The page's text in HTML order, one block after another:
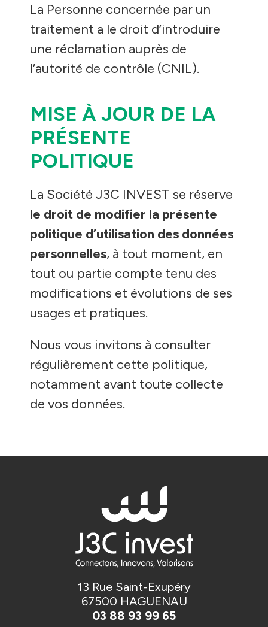
La Personne concernée par un
traitement a le droit d’introduire
une réclamation auprès de
l’autorité de contrôle (CNIL).
MISE À JOUR DE LA
PRÉSENTE
POLITIQUE
La Société J3C INVEST se réserve
le droit de modifier la présente
politique d’utilisation des données
personnelles, à tout moment, en
tout ou partie compte tenu des
modifications et évolutions de ses
usages et pratiques.
Nous vous invitons à consulter
régulièrement cette politique,
notamment avant toute collecte
de vos données.
13 Rue Saint-Exupéry
67500 HAGUENAU
03 88 93 99 65